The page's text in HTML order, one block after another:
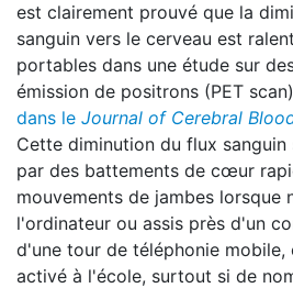
est clairement prouvé que la
sanguin vers le cerveau est
portables dans une étude sur
émission de positrons (PET scan)
dans le Journal of Cerebral
Cette diminution du flux sanguin
par des battements de cœur
mouvements de jambes lorsque
l'ordinateur ou assis près d'un
d'une tour de téléphonie
activé à l'école, surtout si de